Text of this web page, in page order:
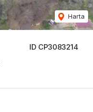
ID CP3083214
Harta